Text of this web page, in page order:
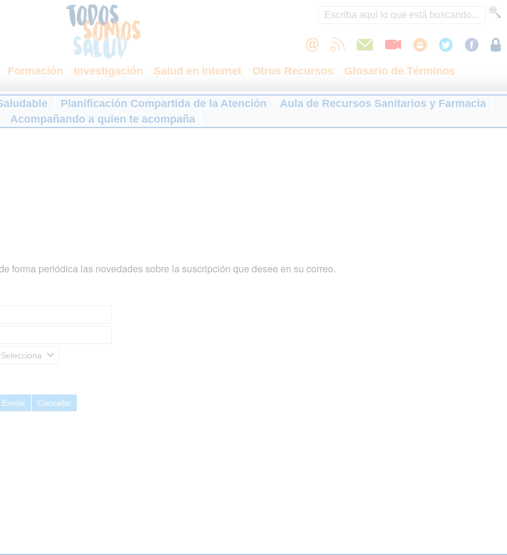
Formación Investigación Salud en internet Otros Recursos
Glosario de Términos
Planificación Compartida de la Atención
Aula de Recursos Sanitarios y Farmacia
Acompañando a quien te acompaña
forma periódica las novedades sobre la suscripción que desee en su correo.
Selecciona
Enviar Cancelar